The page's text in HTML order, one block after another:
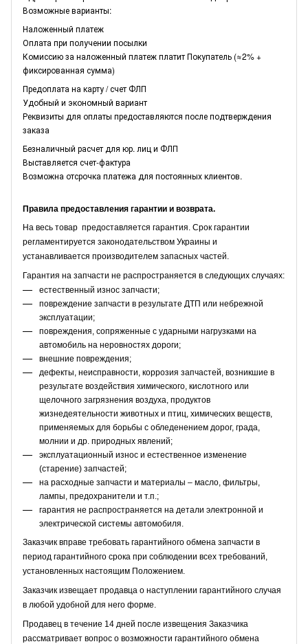
Возможные варианты:
Наложенный платеж
Оплата при получении посылки
Комиссию за наложенный платеж платит Покупатель (≈2% +
фиксированная сумма)
Предоплата на карту / счет ФЛП
Удобный и экономный вариант
Реквизиты для оплаты предоставляются после подтверждения
заказа
Безналичный расчет для юр. лиц и ФЛП
Выставляется счет-фактура
Возможна отсрочка платежа для постоянных клиентов.
Правила предоставления гарантии и возврата.
На весь товар предоставляется гарантия. Срок гарантии
регламентируется законодательством Украины и
устанавливается производителем запасных частей.
Гарантия на запчасти не распространяется в следующих случаях:
естественный износ запчасти;
повреждение запчасти в результате ДТП или небрежной
эксплуатации;
повреждения, сопряженные с ударными нагрузками на
автомобиль на неровностях дороги;
внешние повреждения;
дефекты, неисправности, коррозия запчастей, возникшие в
результате воздействия химического, кислотного или
щелочного загрязнения воздуха, продуктов
жизнедеятельности животных и птиц, химических веществ,
применяемых для борьбы с обледенением дорог, града,
молнии и др. природных явлений;
эксплуатационный износ и естественное изменение
(старение) запчастей;
на расходные запчасти и материалы – масло, фильтры,
лампы, предохранители и т.п.;
гарантия не распространяется на детали электронной и
электрической системы автомобиля.
Заказчик вправе требовать гарантийного обмена запчасти в
период гарантийного срока при соблюдении всех требований,
установленных настоящим Положением.
Заказчик извещает продавца о наступлении гарантийного случая
в любой удобной для него форме.
Продавец в течение 14 дней после извещения Заказчика
рассматривает вопрос о возможности гарантийного обмена